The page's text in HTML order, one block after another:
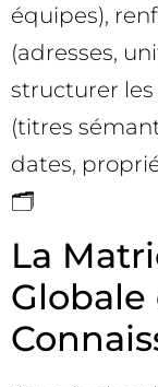
équipes),
(adresses,
structurer les
(titres
dates,
🗂️
La
Globale